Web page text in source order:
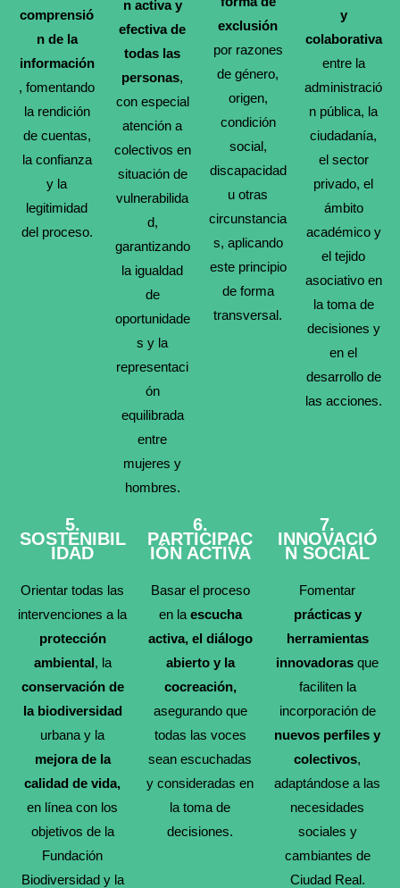
comprensió
n de la
información
, fomentando
la rendición
de cuentas,
la confianza
y la
legitimidad
del proceso.
n activa y
efectiva de
todas las
personas,
con especial
atención a
colectivos en
situación de
vulnerabilida
d,
garantizando
la igualdad
de
oportunidade
s y la
representaci
ón
equilibrada
entre
mujeres y
hombres.
exclusión
por razones
de género,
origen,
condición
social,
discapacidad
u otras
circunstancia
s, aplicando
este principio
de forma
transversal.
y
colaborativa
entre la
administració
n pública, la
ciudadanía,
el sector
privado, el
ámbito
académico y
el tejido
asociativo en
la toma de
decisiones y
en el
desarrollo de
las acciones.
5.
SOSTENIBIL
IDAD
Orientar todas las
intervenciones a la
protección
ambiental, la
conservación de
la biodiversidad
urbana y la
mejora de la
calidad de vida,
en línea con los
objetivos de la
Fundación
Biodiversidad y la
6.
PARTICIPAC
IÓN ACTIVA
Basar el proceso
en la escucha
activa, el diálogo
abierto y la
cocreación,
asegurando que
todas las voces
sean escuchadas
y consideradas en
la toma de
decisiones.
7.
INNOVACIÓ
N SOCIAL
Fomentar
prácticas y
herramientas
innovadoras que
faciliten la
incorporación de
nuevos perfiles y
colectivos,
adaptándose a las
necesidades
sociales y
cambiantes de
Ciudad Real.